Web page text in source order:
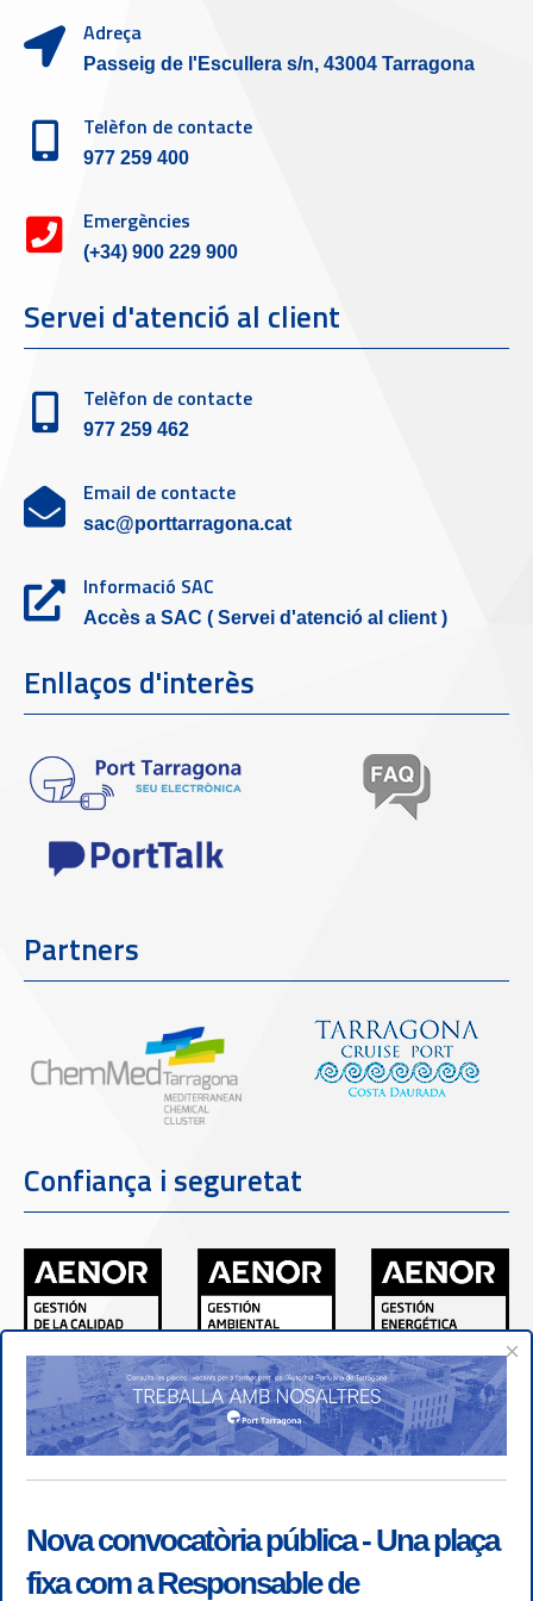
Adreça
Passeig de l'Escullera s/n, 43004 Tarragona
Telèfon de contacte
977 259 400
Emergències
(+34) 900 229 900
Servei d'atenció al client
Telèfon de contacte
977 259 462
Email de contacte
sac@porttarragona.cat
Informació SAC
Accès a SAC ( Servei d'atenció al client )
Enllaços d'interès
Partners
Confiança i seguretat
×
Nova convocatòria pública - Una plaça
fixa com a Responsable de